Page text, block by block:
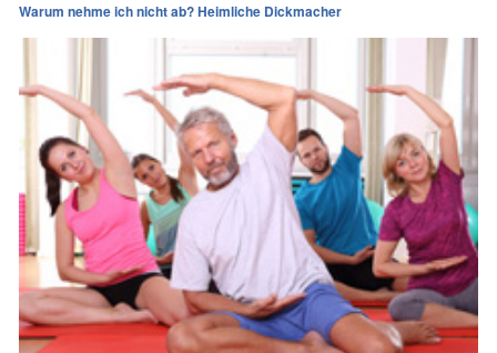
Warum nehme ich nicht ab? Heimliche Dickmacher